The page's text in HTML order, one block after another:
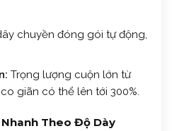
chuyền đóng gói tự động,
Trọng lượng cuộn lớn từ
giãn có thể lên tới 300%.
Theo Độ Dày